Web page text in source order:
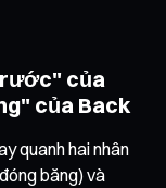
của
của Back
quanh hai nhân
băng) và